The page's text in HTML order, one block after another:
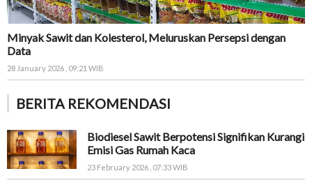
Minyak Sawit dan Kolesterol, Meluruskan Persepsi dengan
Data
28 January 2026 , 09:21 WIB
BERITA REKOMENDASI
Biodiesel Sawit Berpotensi Signifikan Kurangi
Emisi Gas Rumah Kaca
23 February 2026 , 07:33 WIB